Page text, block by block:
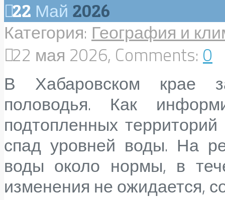
22 Май 2026
Категория: География и
22 мая 2026, Comments: 0
В Хабаровском крае
половодья. Как
подтопленных
спад уровней воды. На
воды около нормы, в
изменения не ожидается,